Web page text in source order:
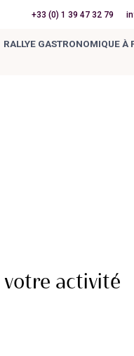
+33 (0) 1 39 47 32 79
RALLYE GASTRONOMIQUE À
votre activité